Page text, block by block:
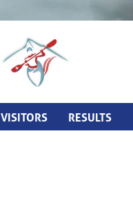
VISITORS RESULTS